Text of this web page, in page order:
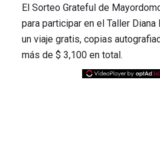
El Sorteo Grateful de
para participar en el Taller
un viaje gratis, copias
más de $ 3,100 en total.